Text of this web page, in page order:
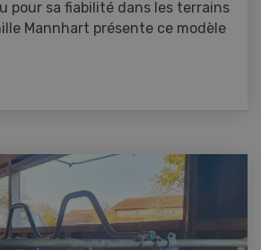
pour sa fiabilité dans les terrains
Mannhart présente ce modèle